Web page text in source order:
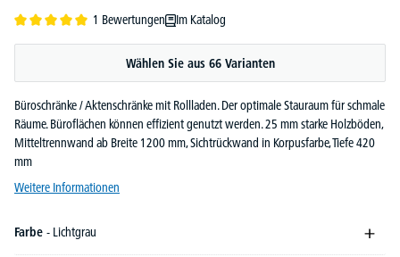
1 Bewertungen Im Katalog
Wählen Sie aus 66 Varianten
Büroschränke / Aktenschränke mit Rollladen. Der optimale Stauraum für schmale
Räume. Büroflächen können effizient genutzt werden. 25 mm starke Holzböden,
Mitteltrennwand ab Breite 1200 mm, Sichtrückwand in Korpusfarbe, Tiefe 420
mm
Weitere Informationen
Farbe - Lichtgrau